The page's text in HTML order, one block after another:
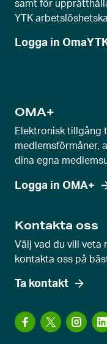
r
e
g
y
samt för
YTK
Logga in
OMA+
Elektronisk tillgång
medlemsförmåner,
dina egna
Logga in OMA+
Kontakta oss
Välj vad du vill veta
kontakta oss på
Ta kontakt